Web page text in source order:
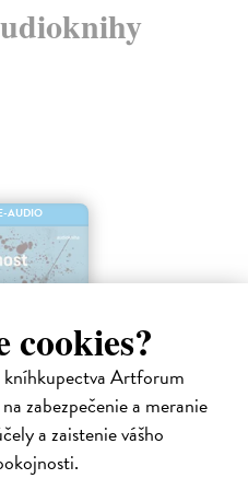
cookies?
kníhkupectva Artforum
zabezpečenie a meranie
a zaistenie vášho
AUDIO
| Elektronická audiokniha
zůstávají na svobodě? Pak